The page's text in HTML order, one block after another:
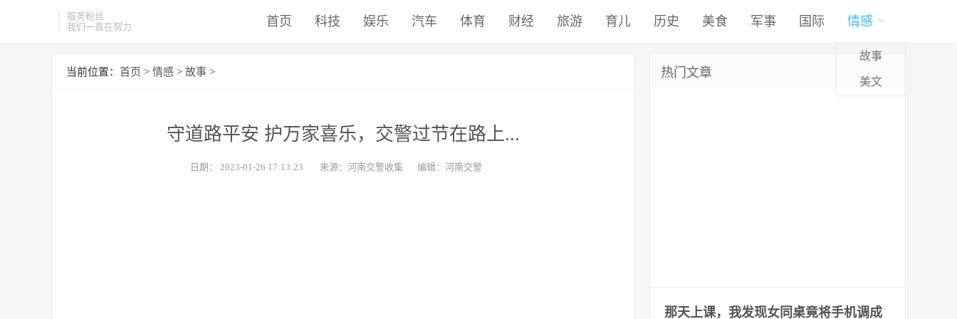
服务粉丝
我们一直在努力
首页 科技 娱乐 汽车 体育 财经 旅游 育儿 历史 美食 军事 国际 情感
故事
美文
当前位置： 首页 > 情感 > 故事 >
守道路平安 护万家喜乐，交警过节在路上...
日期： 2023-01-26 17:13:23 来源：河南交警收集 编辑：河南交警
热门文章
那天上课，我发现女同桌竟将手机调成